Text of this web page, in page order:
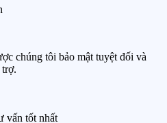
chúng tôi bảo mật tuyệt đối và
vấn tốt nhất